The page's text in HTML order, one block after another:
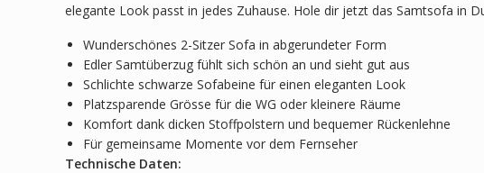
elegante Look passt in jedes Zuhause. Hole dir jetzt das Samtsofa in
Wunderschönes 2-Sitzer Sofa in abgerundeter Form
Edler Samtüberzug fühlt sich schön an und sieht gut aus
Schlichte schwarze Sofabeine für einen eleganten Look
Platzsparende Grösse für die WG oder kleinere Räume
Komfort dank dicken Stoffpolstern und bequemer Rückenlehne
Für gemeinsame Momente vor dem Fernseher
Technische Daten: